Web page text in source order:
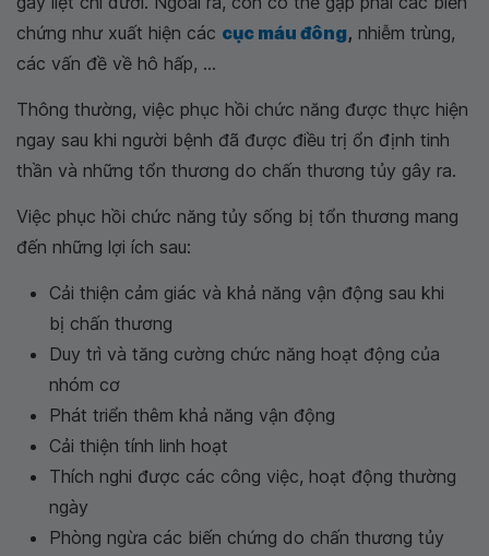
chứng như xuất hiện các cục máu đông, nhiễm trùng,
các vấn đề về hô hấp, ...
Thông thường, việc phục hồi chức năng được thực hiện
ngay sau khi người bệnh đã được điều trị ổn định tinh
thần và những tổn thương do chấn thương tủy gây ra.
Việc phục hồi chức năng tủy sống bị tổn thương mang
đến những lợi ích sau:
Cải thiện cảm giác và khả năng vận động sau khi
bị chấn thương
Duy trì và tăng cường chức năng hoạt động của
nhóm cơ
Phát triển thêm khả năng vận động
Cải thiện tính linh hoạt
Thích nghi được các công việc, hoạt động thường
ngày
Phòng ngừa các biến chứng do chấn thương tủy